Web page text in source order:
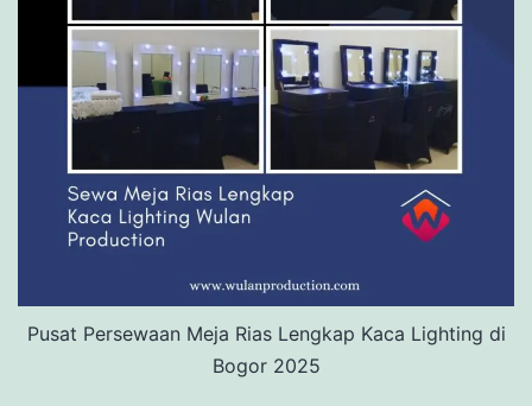
Pusat Persewaan Meja Rias Lengkap Kaca Lighting di
Bogor 2025